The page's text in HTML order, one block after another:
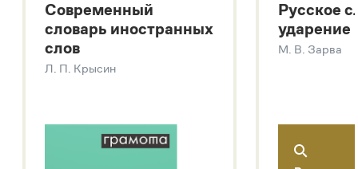
Большой толковый словарь русских глаголов
Современный словарь иностранных слов
Звук – технология синтеза платформы
SaluteSpeech
Современный
словарь иностранных
слов
Л. П. Крысин
Русское
ударение
М. В. Зарва